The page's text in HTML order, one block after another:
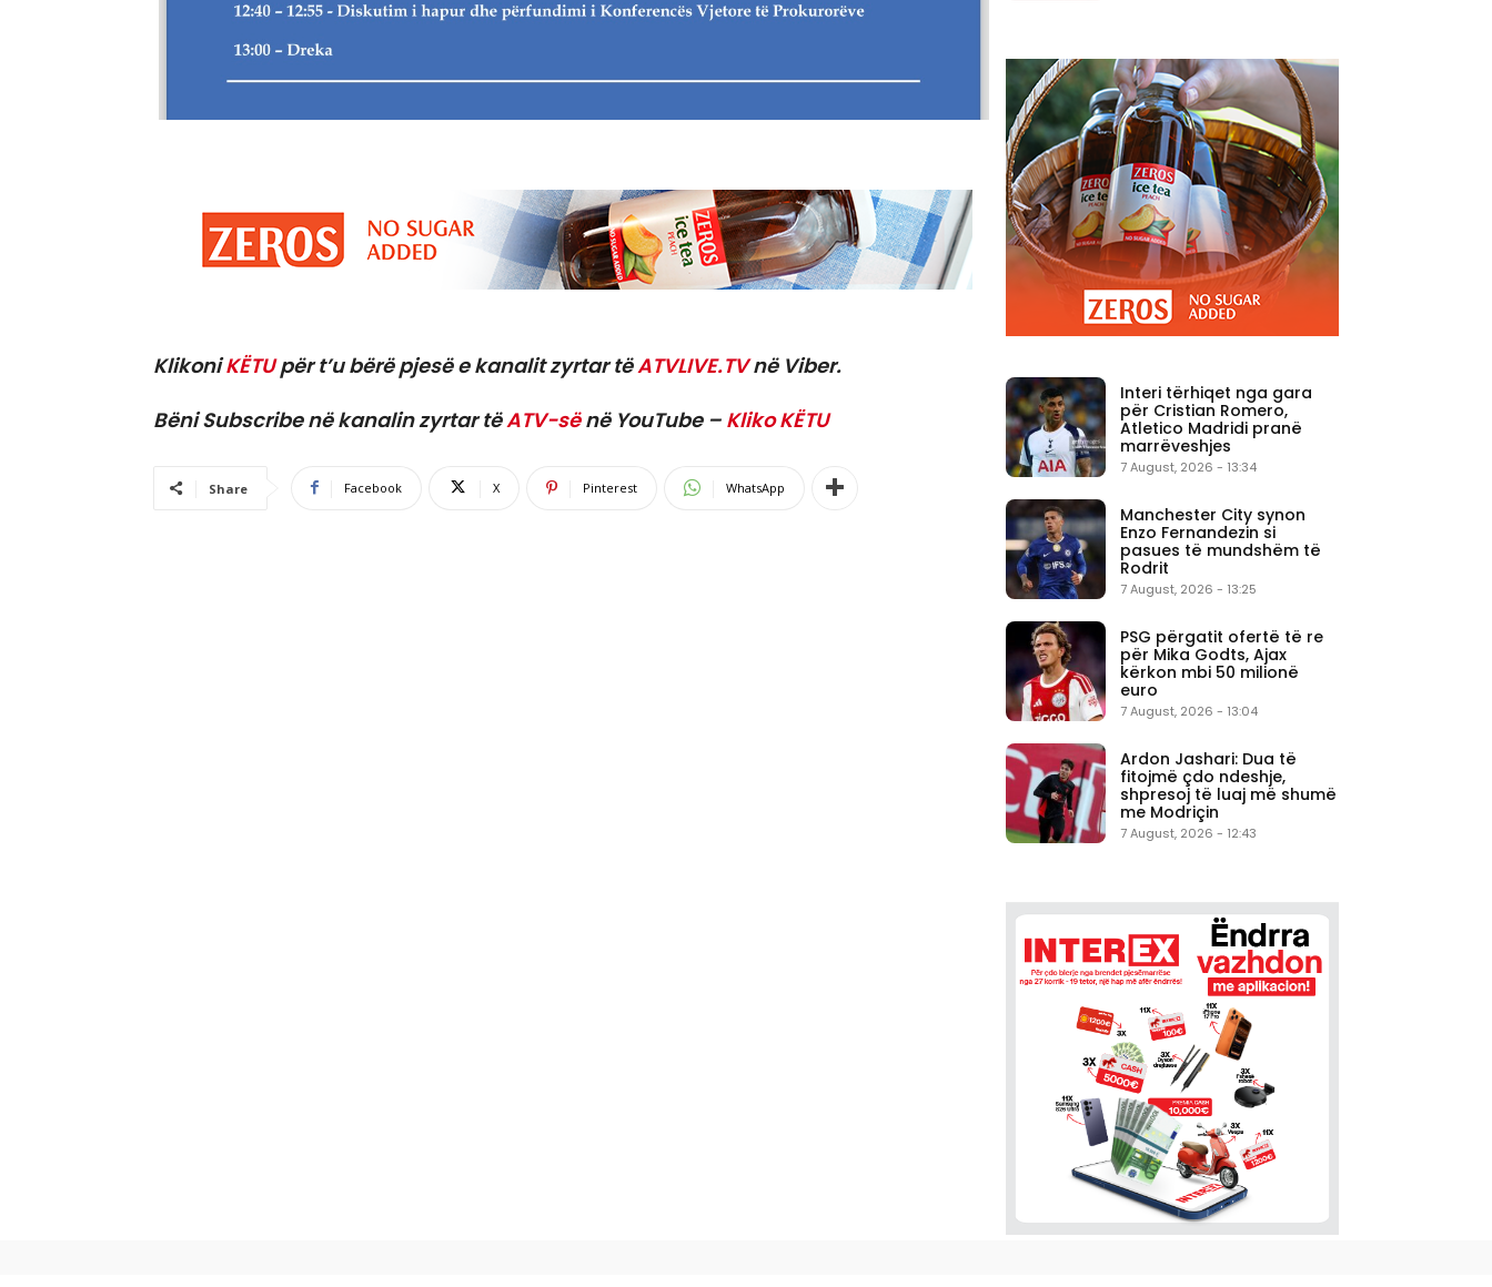
KlikoniKËTUpër t’u bërë pjesë e kanalit zyrtar tëATVLIVE.TVnë Viber.
Bëni Subscribe në kanalin zyrtar tëATV-sënë YouTube – Kliko KËTU
Share Facebook X Pinterest WhatsApp
Interi tërhiqet nga gara
për Cristian Romero,
Atletico Madridi pranë
marrëveshjes
7 August, 2026 - 13:34
Manchester City synon
Enzo Fernandezin si
pasues të mundshëm të
Rodrit
7 August, 2026 - 13:25
PSG përgatit ofertë të re
për Mika Godts, Ajax
kërkon mbi 50 milionë
euro
7 August, 2026 - 13:04
Ardon Jashari: Dua të
fitojmë çdo ndeshje,
shpresoj të luaj më shumë
me Modriçin
7 August, 2026 - 12:43